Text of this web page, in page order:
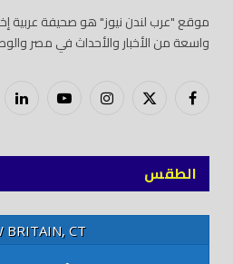
موقع "عرب لندن نيوز" هو صحيفة عربية
واسعة من الأخبار والأحداث في مصر
فيسبوكX
إنستغراميوتيوب
الطقس
BRITAIN, CT